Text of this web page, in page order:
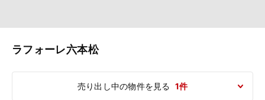
ラフォーレ六本松
売り出し中の物件を見る 1件